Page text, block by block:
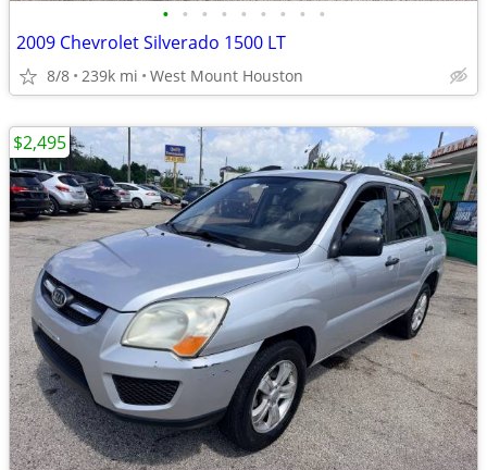
• • • • • • • • •
2009 Chevrolet Silverado 1500 LT
8/8 239k mi West Mount Houston
$2,495